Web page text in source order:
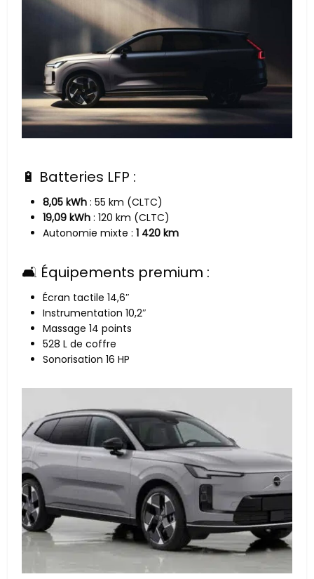
🔋 Batteries LFP :
8,05 kWh : 55 km (CLTC)
19,09 kWh : 120 km (CLTC)
Autonomie mixte :1 420 km
🛋️ Équipements premium :
Écran tactile 14,6″
Instrumentation 10,2″
Massage 14 points
528 L de coffre
Sonorisation 16 HP